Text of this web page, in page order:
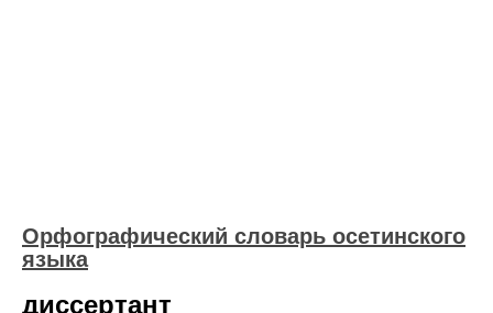
Орфографический словарь осетинского
языка
диссертант